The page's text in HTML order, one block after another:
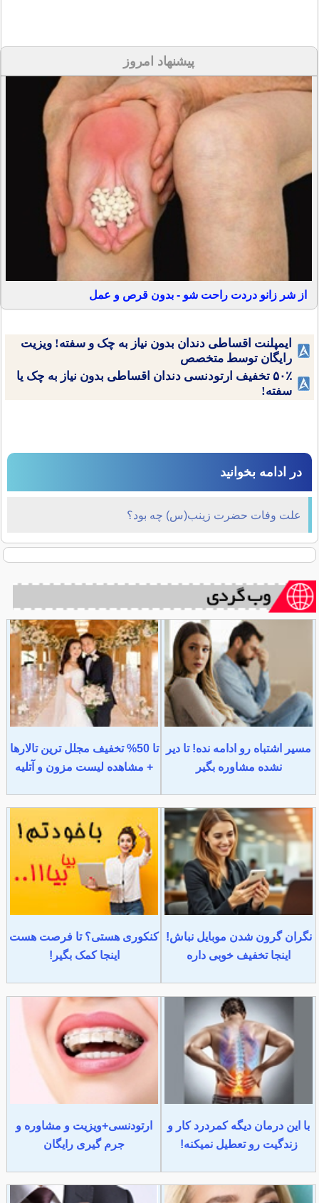
پیشنهاد امروز
از شر زانو دردت راحت شو - بدون قرص و عمل
ایمپلنت اقساطی دندان بدون نیاز به چک و سفته! ویزیت
رایگان توسط متخصص
۵۰٪ تخفیف ارتودنسی دندان اقساطی بدون نیاز به چک یا
سفته!
در ادامه بخوانید
علت وفات حضرت زینب(س) چه بود؟
مسیر اشتباه رو ادامه نده! تا دیر
نشده مشاوره بگیر
تا 50% تخفیف مجلل ترین تالارها
+ مشاهده لیست مزون و آتلیه
نگران گرون شدن موبایل نباش!
اینجا تخفیف خوبی داره
کنکوری هستی؟ تا فرصت هست
اینجا کمک بگیر!
با این درمان دیگه کمردرد کار و
زندگیت رو تعطیل نمیکنه!
ارتودنسی+ویزیت و مشاوره و
جرم گیری رایگان